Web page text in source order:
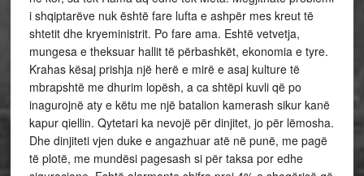
i shqiptarëve nuk është fare lufta e ashpër mes kreut të
shtetit dhe kryeministrit. Po fare ama. Eshtë vetvetja,
mungesa e theksuar hallit të përbashkët, ekonomia e tyre.
Krahas kësaj prishja një herë e mirë e asaj kulture të
mbrapshtë me dhurim lopësh, a ca shtëpi kuvli që po
inagurojnë aty e këtu me një batalion kamerash sikur kanë
kapur qiellin. Qytetari ka nevojë për dinjitet, jo për lëmosha.
Dhe dinjiteti vjen duke e angazhuar atë në punë, me pagë
të plotë, me mundësi pagesash si për taksa por edhe